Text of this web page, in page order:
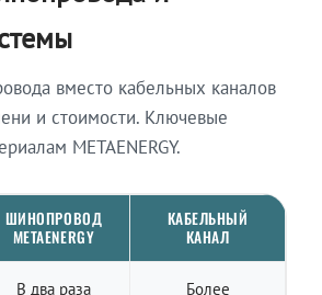
вместо кабельных каналов
и стоимости. Ключевые
METAENERGY.
ШИНОПРОВОД
METAENERGY
КАБЕЛЬНЫЙ
КАНАЛ
В два раза
Более